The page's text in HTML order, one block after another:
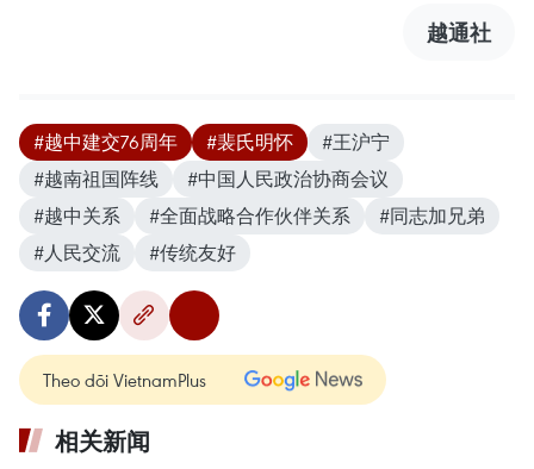
越通社
#越中建交76周年 #裴氏明怀
#王沪宁
#越南祖国阵线
#中国人民政治协商会议
#越中关系
#全面战略合作伙伴关系
#同志加兄弟
#人民交流
#传统友好
Theo dõi VietnamPlus
相关新闻